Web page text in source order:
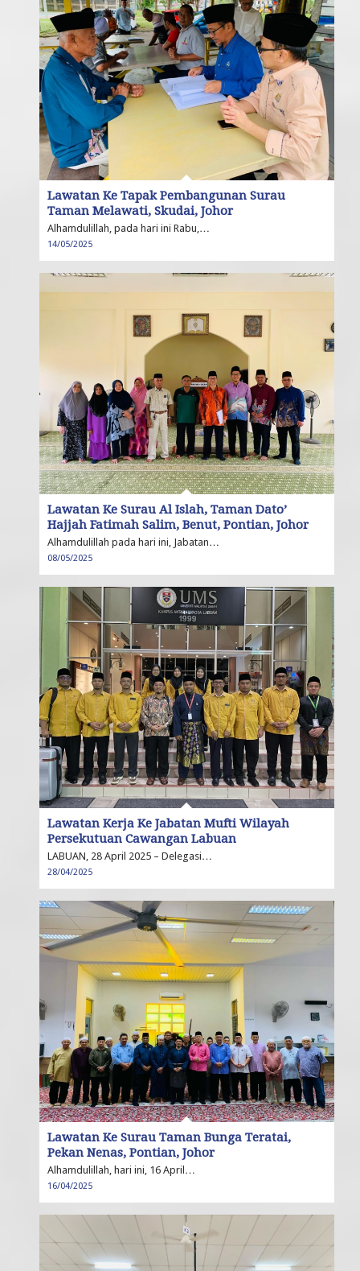
Lawatan Ke Tapak Pembangunan Surau
Taman Melawati, Skudai, Johor
Alhamdulillah, pada hari ini Rabu,…
14/05/2025
Lawatan Ke Surau Al Islah, Taman Dato’
Hajjah Fatimah Salim, Benut, Pontian, Johor
Alhamdulillah pada hari ini, Jabatan…
08/05/2025
Lawatan Kerja Ke Jabatan Mufti Wilayah
Persekutuan Cawangan Labuan
LABUAN, 28 April 2025 – Delegasi…
28/04/2025
Lawatan Ke Surau Taman Bunga Teratai,
Pekan Nenas, Pontian, Johor
Alhamdulillah, hari ini, 16 April…
16/04/2025